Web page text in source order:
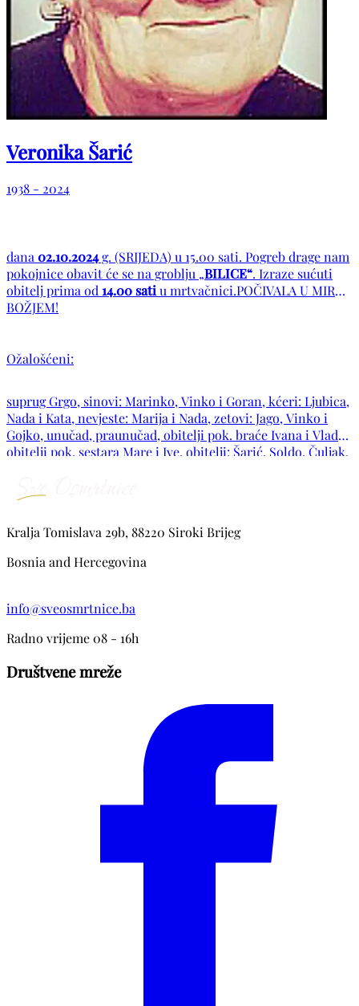
Veronika Šarić
1938 - 2024
dana02.10.2024g. (SRIJEDA) u 15.00 sati. Pogreb drage nam
pokojnice obavit će se na groblju „BILICE“. Izraze sućuti
obitelj prima od14.00 satiu mrtvačnici.POČIVALA U MIRU
BOŽJEM!
Ožalošćeni:
suprug Grgo, sinovi: Marinko, Vinko i Goran, kćeri: Ljubica,
Nada i Kata, nevjeste: Marija i Nada, zetovi: Jago, Vinko i
Gojko, unučad, praunučad, obitelji pok. braće Ivana i Vlade,
obitelji pok. sestara Mare i Ive, obitelji: Šarić, Soldo, Čuljak,
Kralja Tomislava 29b, 88220 Siroki Brijeg
Bosnia and Hercegovina
info@sveosmrtnice.ba
Radno vrijeme 08 - 16h
Društvene mreže